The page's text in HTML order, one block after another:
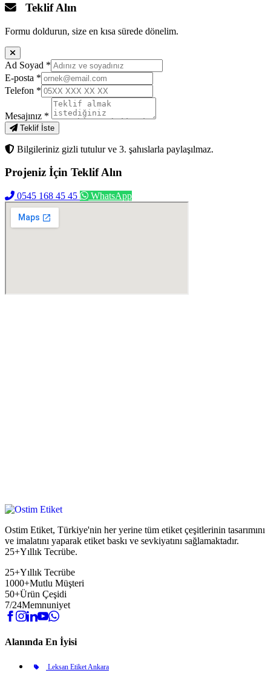
Teklif Alın
Formu doldurun, size en kısa sürede dönelim.
Ad Soyad *
E-posta *
Telefon *
Mesajınız *
Teklif İste
Bilgileriniz gizli tutulur ve 3. şahıslarla paylaşılmaz.
Projeniz İçin Teklif Alın
0545 168 45 45 WhatsApp
Ostim Etiket, Türkiye'nin her yerine tüm etiket çeşitlerinin tasarımını
ve imalatını yaparak etiket baskı ve sevkiyatını sağlamaktadır.
25+Yıllık Tecrübe.
25+Yıllık Tecrübe
1000+Mutlu Müşteri
50+Ürün Çeşidi
7/24Memnuniyet
Alanında En İyisi
Leksan Etiket Ankara